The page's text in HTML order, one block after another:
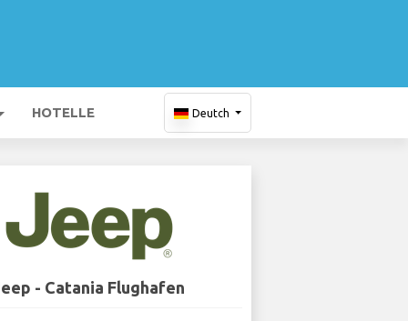
HOTELLE Deutch
- Catania Flughafen